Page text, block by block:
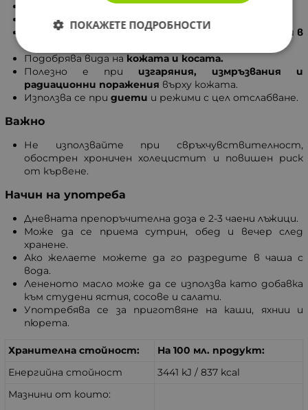
щитовидната жлезаот заболявания.
Действа добре пригастрит, колит и запек.
Има благоприятно действие приязва и киселини в
Подобрява вида накожата и косата.
Полезно е при изгаряния, измръзвания и
радиационни поражения върху кожата.
Използва се при диети и режими с цел отслабване.
Важно
Не използвайте при свръхчувствителност,
обострен хроничен холецистит и повишен риск
от кървене.
Начин на употреба
Дневната препоръчителна доза е 2-3 чаени лъжици.
Може да се приема сутрин, обед и вечер след
хранене.
Ако желаете можете да го разредите в чаша с
вода.
Лененото масло може да се използва като добавка
към студени ястия, сосове и салати.
Употребява се за приготвяне на каши, яхнии и
пюрета.
Хранителна стойност:
На 100 мл. продукт:
Енергийна стойност
3441 kJ / 837 kcal
Мазнини от които:
ПОКАЖЕТЕ ПОДРОБНОСТИ